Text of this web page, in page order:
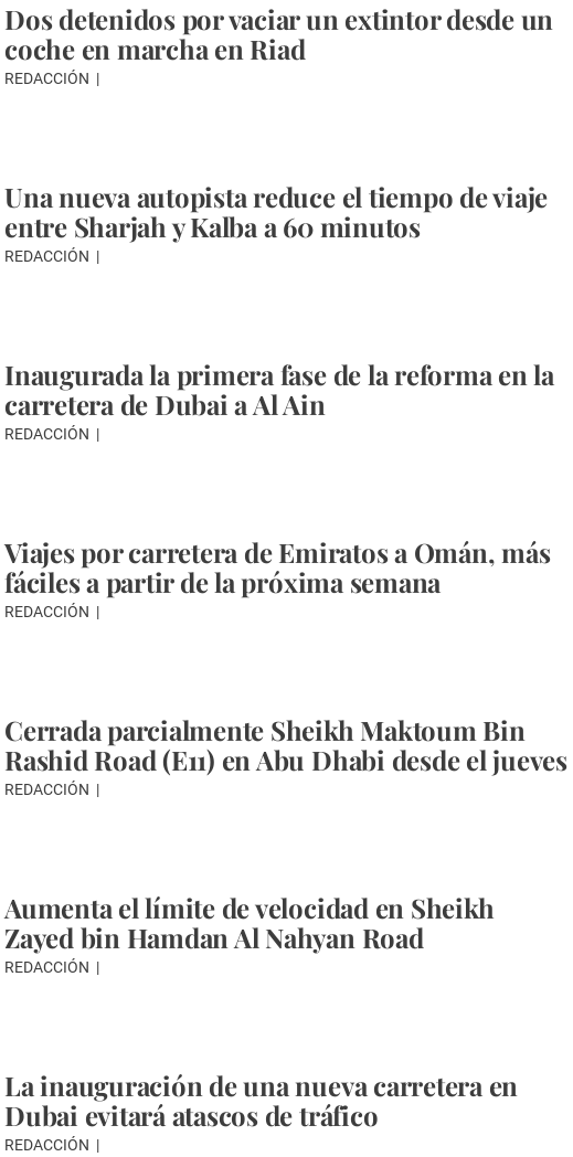
Dos detenidos por vaciar un extintor desde un
coche en marcha en Riad
REDACCIÓN
Una nueva autopista reduce el tiempo de viaje
entre Sharjah y Kalba a 60 minutos
REDACCIÓN
Inaugurada la primera fase de la reforma en la
carretera de Dubai a Al Ain
REDACCIÓN
Viajes por carretera de Emiratos a Omán, más
fáciles a partir de la próxima semana
REDACCIÓN
Cerrada parcialmente Sheikh Maktoum Bin
Rashid Road (E11) en Abu Dhabi desde el jueves
REDACCIÓN
Aumenta el límite de velocidad en Sheikh
Zayed bin Hamdan Al Nahyan Road
REDACCIÓN
La inauguración de una nueva carretera en
Dubai evitará atascos de tráfico
REDACCIÓN